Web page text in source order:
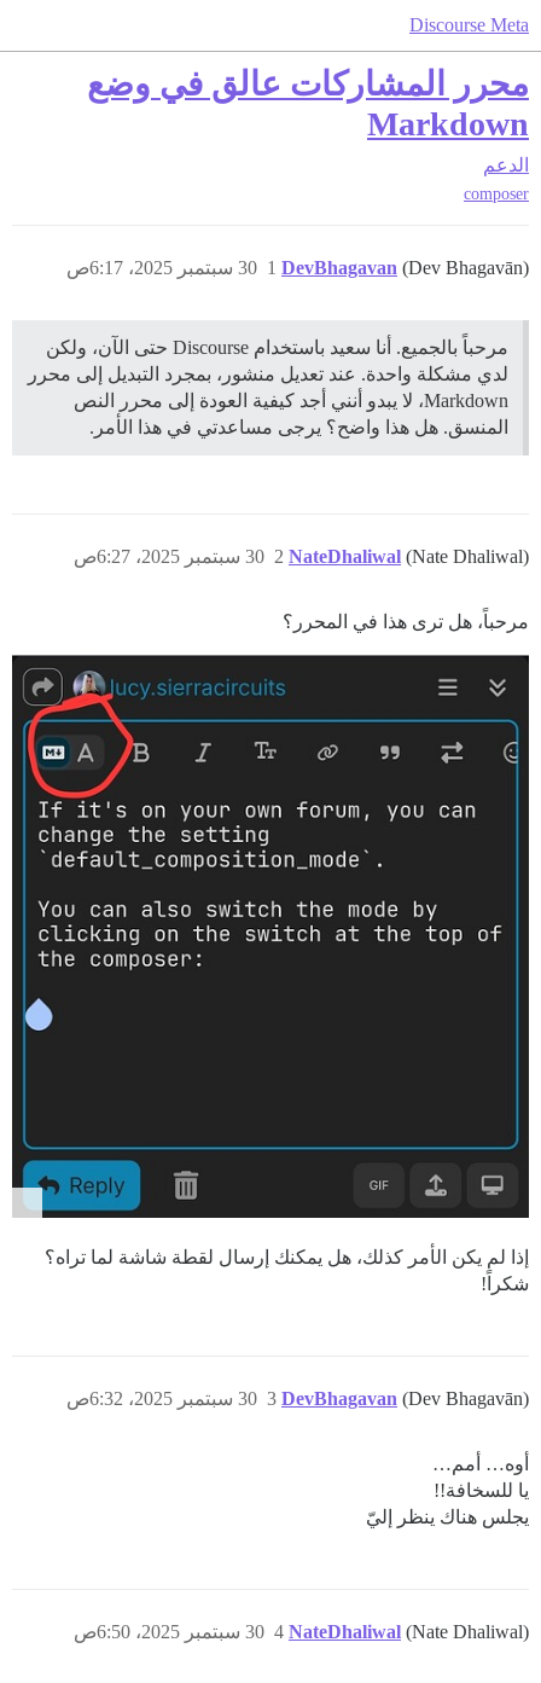
Discourse Meta
محرر المشاركات عالق في وضع
Markdown
الدعم
composer
DevBhagavan (Dev Bhagavān) 30 سبتمبر 2025، 6:17ص 1
مرحباً بالجميع. أنا سعيد باستخدام Discourse حتى الآن، ولكن
لدي مشكلة واحدة. عند تعديل منشور، بمجرد التبديل إلى محرر
Markdown، لا يبدو أنني أجد كيفية العودة إلى محرر النص
المنسق. هل هذا واضح؟ يرجى مساعدتي في هذا الأمر.
NateDhaliwal (Nate Dhaliwal) 30 سبتمبر 2025، 6:27ص 2
مرحباً، هل ترى هذا في المحرر؟
إذا لم يكن الأمر كذلك، هل يمكنك إرسال لقطة شاشة لما تراه؟
شكراً!
DevBhagavan (Dev Bhagavān) 30 سبتمبر 2025، 6:32ص 3
أوه… أمم…
يا للسخافة!!
يجلس هناك ينظر إليّ
NateDhaliwal (Nate Dhaliwal) 30 سبتمبر 2025، 6:50ص 4